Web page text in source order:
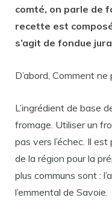
comté, on parle de
recette est
s’agit de fondue
D’abord, Comment
L’ingrédient de base
fromage. Utiliser un
pas vers l’échec. Il
de la région pour la
plus communs sont :
l’emmental de Savoie.